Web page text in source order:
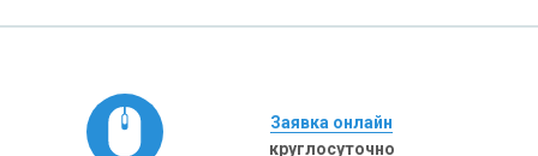
Заявка онлайн
круглосуточно